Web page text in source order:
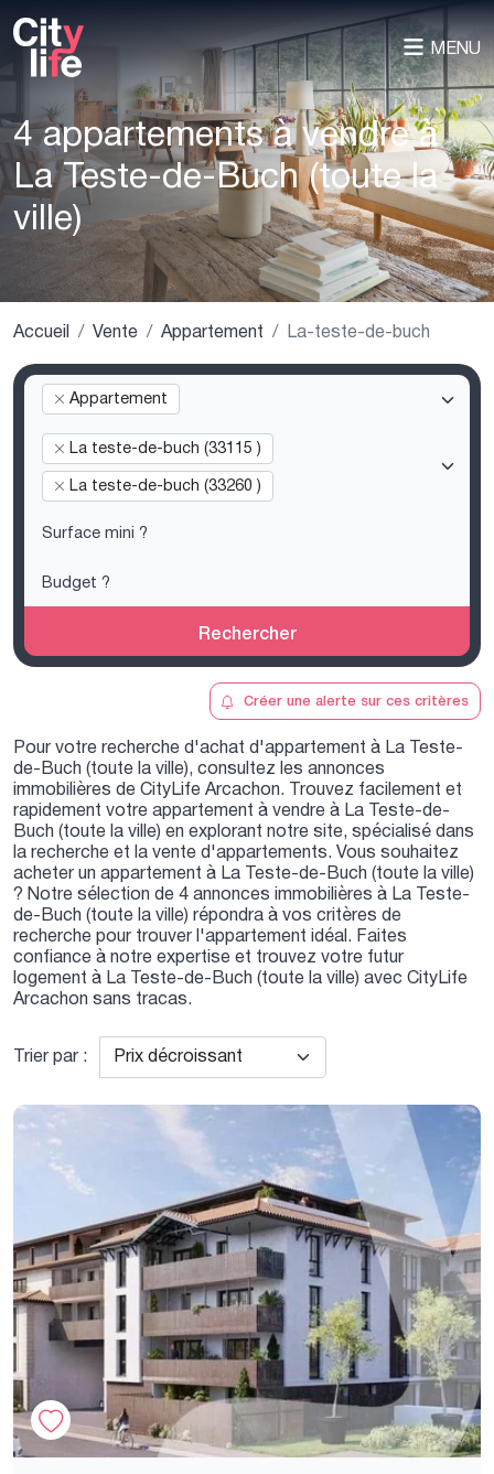
MENU
4 appartements à vendre à
La Teste-de-Buch (toute la
ville)
Accueil Vente Appartement La-teste-de-buch
Appartement
La teste-de-buch (33115 )
La teste-de-buch (33260 )
Rechercher
Créer une alerte sur ces critères
Pour votre recherche d'achat d'appartement à La Teste-
de-Buch (toute la ville), consultez les annonces
immobilières de CityLife Arcachon. Trouvez facilement et
rapidement votre appartement à vendre à La Teste-de-
Buch (toute la ville) en explorant notre site, spécialisé dans
la recherche et la vente d'appartements. Vous souhaitez
acheter un appartement à La Teste-de-Buch (toute la ville)
? Notre sélection de 4 annonces immobilières à La Teste-
de-Buch (toute la ville) répondra à vos critères de
recherche pour trouver l'appartement idéal. Faites
confiance à notre expertise et trouvez votre futur
logement à La Teste-de-Buch (toute la ville) avec CityLife
Arcachon sans tracas.
Trier par :